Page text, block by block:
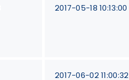
2017-05-18 10:13:00
2017-06-02 11:00:32